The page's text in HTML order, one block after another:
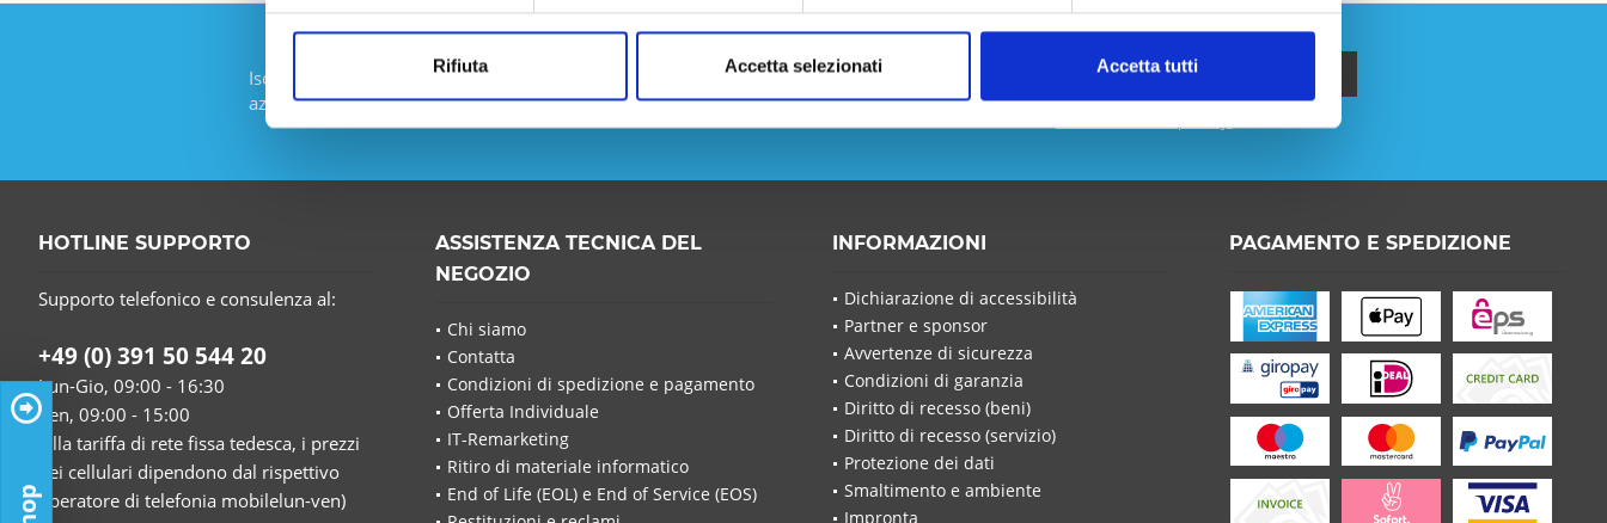
Rifiuta Accetta selezionati Accetta tutti
I campi con * sono obbligatori
Invia a
Iscriviti alla newsletter gratuita e non perdere nessuna notizia o
azione da IT-Planet.
HOTLINE SUPPORTO
Supporto telefonico e consulenza al:
+49 (0) 391 50 544 20
Lun-Gio, 09:00 - 16:30
Ven, 09:00 - 15:00
(alla tariffa di rete fissa tedesca, i prezzi
dei cellulari dipendono dal rispettivo
operatore di telefonia mobilelun-ven)
ASSISTENZA TECNICA DEL
NEGOZIO
Chi siamo
Contatta
Condizioni di spedizione e pagamento
Offerta Individuale
IT-Remarketing
Ritiro di materiale informatico
End of Life (EOL) e End of Service (EOS)
INFORMAZIONI
Dichiarazione di accessibilità
Partner e sponsor
Avvertenze di sicurezza
Condizioni di garanzia
Diritto di recesso (beni)
Diritto di recesso (servizio)
Protezione dei dati
Smaltimento e ambiente
Impronta
PAGAMENTO E SPEDIZIONE